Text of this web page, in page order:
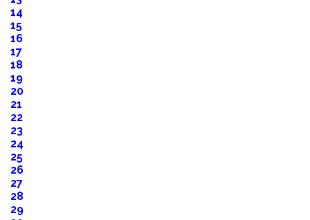
14
15
16
17
18
19
20
21
22
23
24
25
26
27
28
29